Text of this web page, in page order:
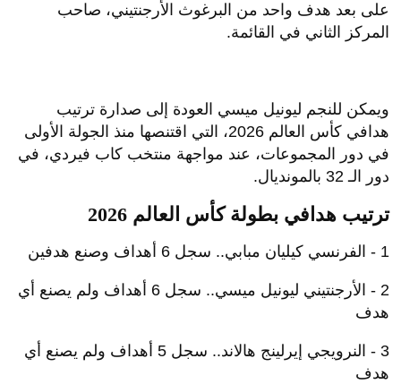
على بعد هدف واحد من البرغوث الأرجنتيني، صاحب
المركز الثاني في القائمة.
ويمكن للنجم ليونيل ميسي العودة إلى صدارة ترتيب
هدافي كأس العالم 2026، التي اقتنصها منذ الجولة الأولى
في دور المجموعات، عند مواجهة منتخب كاب فيردي، في
دور الـ 32 بالمونديال.
ترتيب هدافي بطولة كأس العالم 2026
1 - الفرنسي كيليان مبابي.. سجل 6 أهداف وصنع هدفين
2 - الأرجنتيني ليونيل ميسي.. سجل 6 أهداف ولم يصنع أي
هدف
3 - النرويجي إيرلينج هالاند.. سجل 5 أهداف ولم يصنع أي
هدف